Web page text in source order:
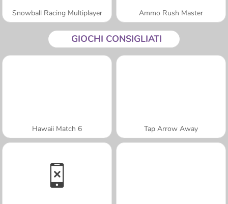
Snowball Racing Multiplayer Ammo Rush Master
GIOCHI CONSIGLIATI
Hawaii Match 6 Tap Arrow Away